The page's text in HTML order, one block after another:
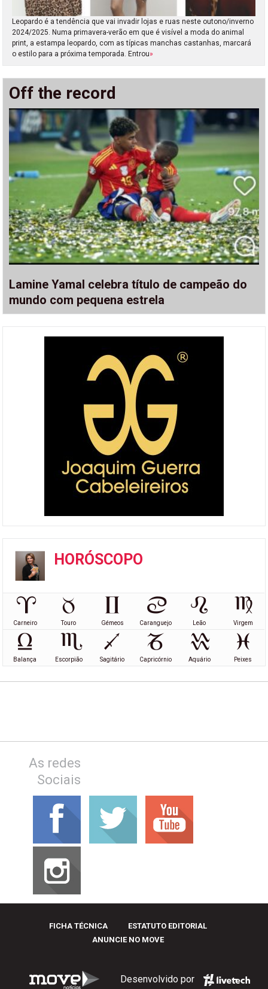
Leopardo é a tendência que vai invadir lojas e ruas neste outono/inverno
2024/2025. Numa primavera-verão em que é visível a moda do animal
print, a estampa leopardo, com as típicas manchas castanhas, marcará
o estilo para a próxima temporada. Entrou»
Off the record
Lamine Yamal celebra título de campeão do
mundo com pequena estrela
HORÓSCOPO
Carneiro Touro Gémeos Caranguejo Leão Virgem
Balança Escorpião Sagitário Capricórnio Aquário Peixes
As redes
Sociais
FICHA TÉCNICA
ESTATUTO EDITORIAL
ANUNCIE NO MOVE
Desenvolvido por